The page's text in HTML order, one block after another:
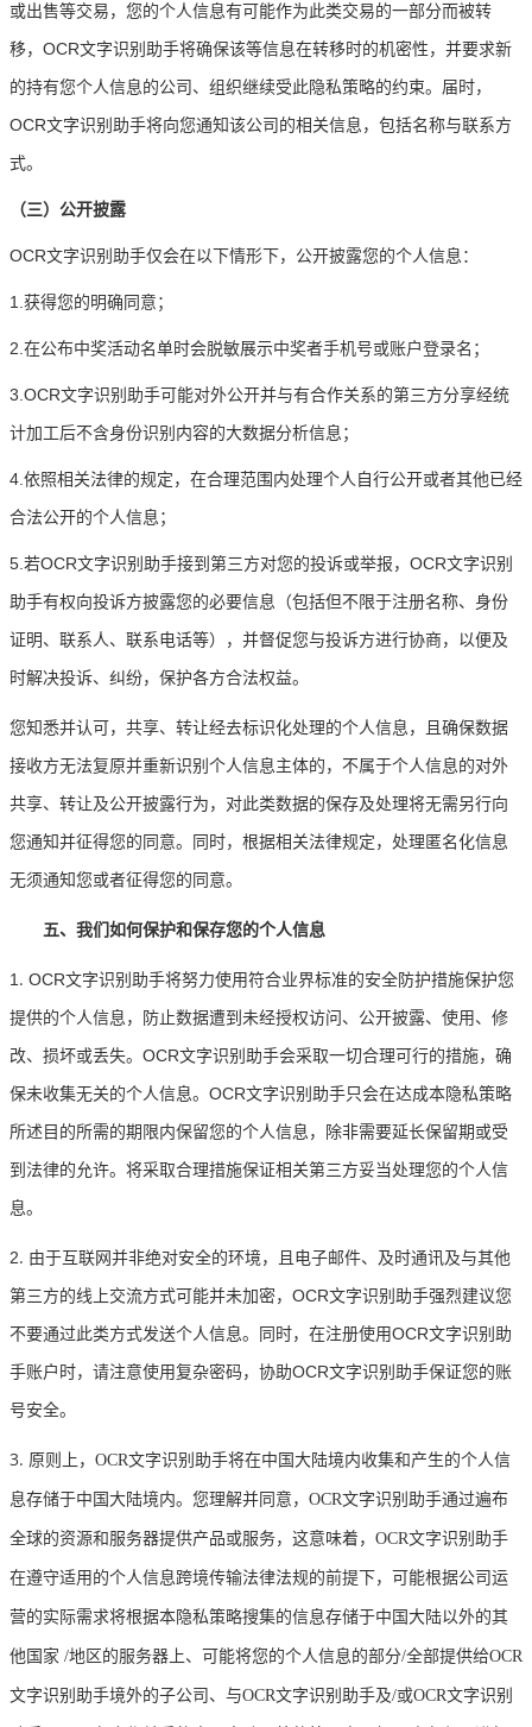
或出售等交易，您的个人信息有可能作为此类交易的一部分而被转
移，OCR文字识别助手将确保该等信息在转移时的机密性，并要求新
的持有您个人信息的公司、组织继续受此隐私策略的约束。届时，
OCR文字识别助手将向您通知该公司的相关信息，包括名称与联系方
式。
（三）公开披露
OCR文字识别助手仅会在以下情形下，公开披露您的个人信息：
1.获得您的明确同意；
2.在公布中奖活动名单时会脱敏展示中奖者手机号或账户登录名；
3.OCR文字识别助手可能对外公开并与有合作关系的第三方分享经统
计加工后不含身份识别内容的大数据分析信息；
4.依照相关法律的规定，在合理范围内处理个人自行公开或者其他已经
合法公开的个人信息；
5.若OCR文字识别助手接到第三方对您的投诉或举报，OCR文字识别
助手有权向投诉方披露您的必要信息（包括但不限于注册名称、身份
证明、联系人、联系电话等），并督促您与投诉方进行协商，以便及
时解决投诉、纠纷，保护各方合法权益。
您知悉并认可，共享、转让经去标识化处理的个人信息，且确保数据
接收方无法复原并重新识别个人信息主体的，不属于个人信息的对外
共享、转让及公开披露行为，对此类数据的保存及处理将无需另行向
您通知并征得您的同意。同时，根据相关法律规定，处理匿名化信息
无须通知您或者征得您的同意。
五、我们如何保护和保存您的个人信息
1 . OCR文字识别助手将努力使用符合业界标准的安全防护措施保护您
提供的个人信息，防止数据遭到未经授权访问、公开披露、使用、修
改、损坏或丢失。OCR文字识别助手会采取一切合理可行的措施，确
保未收集无关的个人信息。OCR文字识别助手只会在达成本隐私策略
所述目的所需的期限内保留您的个人信息，除非需要延长保留期或受
到法律的允许。将采取合理措施保证相关第三方妥当处理您的个人信
息。
2. 由于互联网并非绝对安全的环境，且电子邮件、及时通讯及与其他
第三方的线上交流方式可能并未加密，OCR文字识别助手强烈建议您
不要通过此类方式发送个人信息。同时，在注册使用OCR文字识别助
手账户时，请注意使用复杂密码，协助OCR文字识别助手保证您的账
号安全。
3. 原则上，OCR文字识别助手将在中国大陆境内收集和产生的个人信
息存储于中国大陆境内。您理解并同意，OCR文字识别助手通过遍布
全球的资源和服务器提供产品或服务，这意味着，OCR文字识别助手
在遵守适用的个人信息跨境传输法律法规的前提下，可能根据公司运
营的实际需求将根据本隐私策略搜集的信息存储于中国大陆以外的其
他国家 /地区的服务器上、可能将您的个人信息的部分/全部提供给OCR
文字识别助手境外的子公司、与OCR文字识别助手及/或OCR文字识别